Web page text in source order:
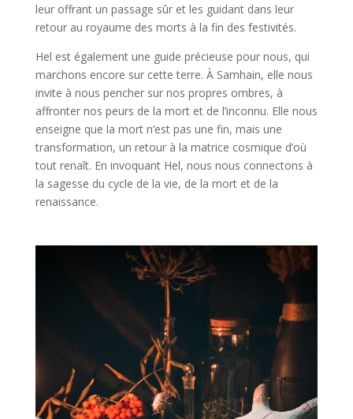
leur offrant un passage sûr et les guidant dans leur
retour au royaume des morts à la fin des festivités.
Hel est également une guide précieuse pour nous, qui
marchons encore sur cette terre. À Samhain, elle nous
invite à nous pencher sur nos propres ombres, à
affronter nos peurs de la mort et de l’inconnu. Elle nous
enseigne que la mort n’est pas une fin, mais une
transformation, un retour à la matrice cosmique d’où
tout renaît. En invoquant Hel, nous nous connectons à
la sagesse du cycle de la vie, de la mort et de la
renaissance.